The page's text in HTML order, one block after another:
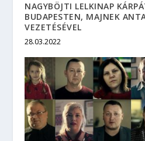
NAGYBÖJTI LELKINAP
BUDAPESTEN, MAJNEK
VEZETÉSÉVEL
28.03.2022